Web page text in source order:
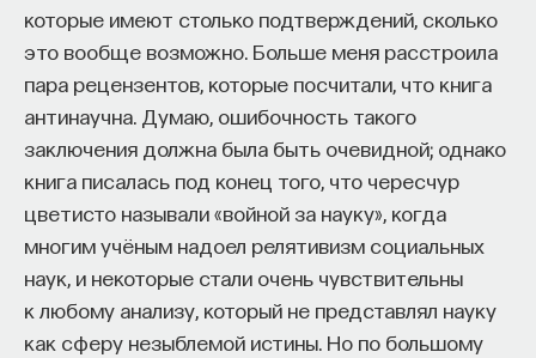
которые имеют столько подтверждений, сколько
это вообще возможно. Больше меня расстроила
пара рецензентов, которые посчитали, что книга
антинаучна. Думаю, ошибочность такого
заключения должна была быть очевидной; однако
книга писалась под конец того, что чересчур
цветисто называли «войной за науку», когда
многим учёным надоел релятивизм социальных
наук, и некоторые стали очень чувствительны
к любому анализу, который не представлял науку
как сферу незыблемой истины. Но по большому
ИИ полезен не как костыль, а как
сложный собеседник
«Мы не наказываем студентов за использование
ИИ, потому что сам факт его использования еще
ничего не объясняет. Важно не то, что студент
обратился к ИИ, а то, как именно он это делает.
Если воспринимать ИИ просто как помощника,
ресурс или способ сэкономить усилия, студенты
чаще всего лишь снижают когнитивную
нагрузку — а университет вообще не для этого